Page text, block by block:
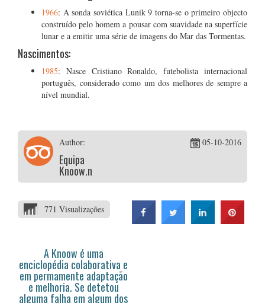
1966: A sonda soviética Lunik 9 torna-se o primeiro objecto
construído pelo homem a pousar com suavidade na superfície
lunar e a emitir uma série de imagens do Mar das Tormentas.
Nascimentos:
1985: Nasce Cristiano Ronaldo, futebolista internacional
português, considerado como um dos melhores de sempre a
nível mundial.
Author:
Equipa
Knoow.net
05-10-2016
771 Visualizações
A Knoow é uma
enciclopédia colaborativa e
em permamente adaptação
e melhoria. Se detetou
alguma falha em algum dos